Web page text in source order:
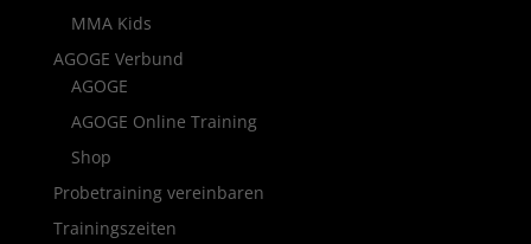
MMA Kids
AGOGE Verbund
AGOGE
AGOGE Online Training
Shop
Probetraining vereinbaren
Trainingszeiten